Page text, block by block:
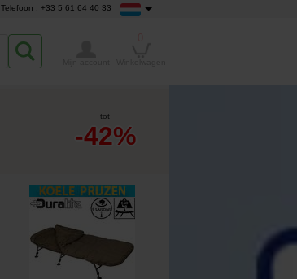
Telefoon : +33 5 61 64 40 33
tot
-42%